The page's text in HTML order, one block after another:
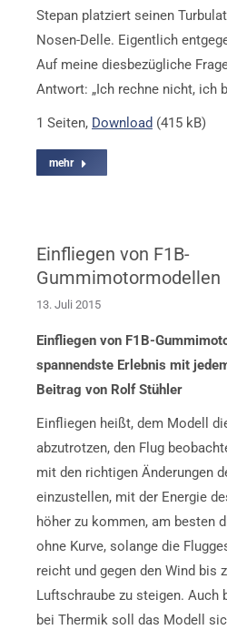
Stepan platziert seinen
Nosen-Delle. Eigentlich
Auf meine diesbezügliche
Antwort: „Ich rechne nicht, ich
1 Seiten, Download (415 kB)
mehr
Einfliegen von F1B-
Gummimotormodellen
13. Juli 2015
Einfliegen von F1B-
spannendste Erlebnis mit
Beitrag von Rolf Stühler
Einfliegen heißt, dem Modell
abzutrotzen, den Flug
mit den richtigen Änderungen
einzustellen, mit der Energie
höher zu kommen, am besten
ohne Kurve, solange die
reicht und gegen den Wind bis
Luftschraube zu steigen. Auch
bei Thermik soll das Modell